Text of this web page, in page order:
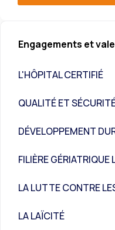
Engagements et
L'HÔPITAL CERTIFIÉ
QUALITÉ ET
DÉVELOPPEMENT
FILIÈRE GÉRIATRIQUE
LA LUTTE CONTRE
LA LAÏCITÉ